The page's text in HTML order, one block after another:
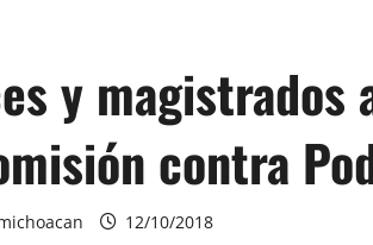
y magistrados
contra
12/10/2018